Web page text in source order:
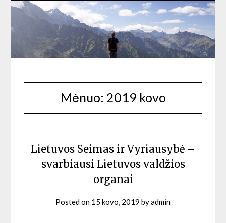
Mėnuo: 2019 kovo
Lietuvos Seimas ir Vyriausybė –
svarbiausi Lietuvos valdžios
organai
Posted on 15 kovo, 2019 byadmin